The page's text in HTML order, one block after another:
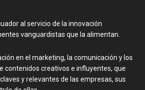
al servicio de la innovación
vanguardistas que la alimentan.
en el marketing, la comunicación y los
contenidos creativos e influyentes, que
y relevantes de las empresas, sus